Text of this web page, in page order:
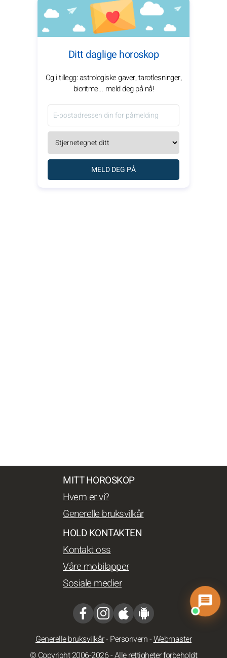
Ditt daglige horoskop
Og i tillegg: astrologiske gaver, tarotlesninger,
bioritme... meld deg på nå!
MELD DEG PÅ
MITT HOROSKOP
Hvem er vi?
Generelle bruksvilkår
HOLD KONTAKTEN
Kontakt oss
Våre mobilapper
Sosiale medier
Generelle bruksvilkår- Personvern-Webmaster